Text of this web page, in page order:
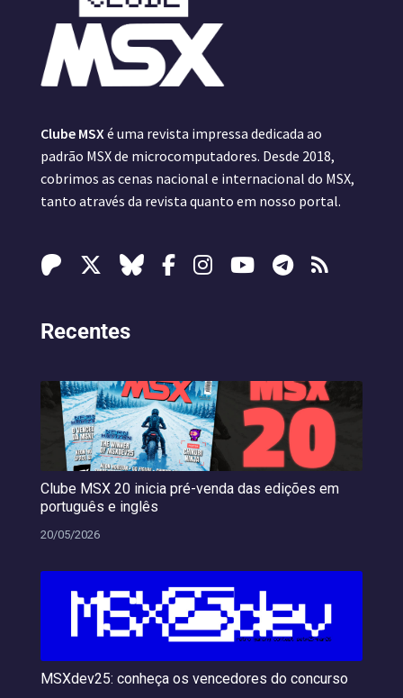
Clube MSX é uma revista impressa dedicada ao
padrão MSX de microcomputadores. Desde 2018,
cobrimos as cenas nacional e internacional do MSX,
tanto através da revista quanto em nosso portal.
Recentes
Clube MSX 20 inicia pré-venda das edições em
português e inglês
20/05/2026
MSXdev25: conheça os vencedores do concurso